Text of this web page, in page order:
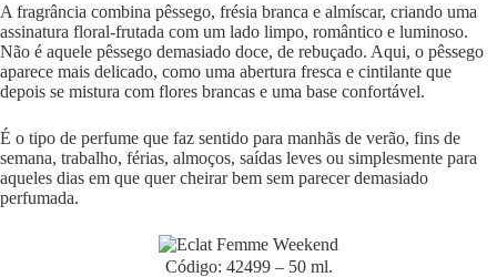
A fragrância combina pêssego, frésia branca e almíscar, criando uma
assinatura floral-frutada com um lado limpo, romântico e luminoso.
Não é aquele pêssego demasiado doce, de rebuçado. Aqui, o pêssego
aparece mais delicado, como uma abertura fresca e cintilante que
depois se mistura com flores brancas e uma base confortável.
É o tipo de perfume que faz sentido para manhãs de verão, fins de
semana, trabalho, férias, almoços, saídas leves ou simplesmente para
aqueles dias em que quer cheirar bem sem parecer demasiado
perfumada.
Código: 42499 – 50 ml.